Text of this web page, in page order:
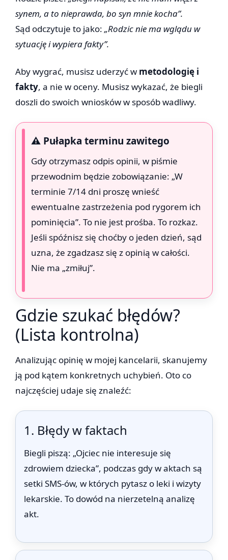
synem, a to nieprawda, bo syn mnie kocha”.
Sąd odczytuje to jako: „Rodzic nie ma wglądu w
sytuację i wypiera fakty”.
Aby wygrać, musisz uderzyć w metodologię i
fakty, a nie w oceny. Musisz wykazać, że biegli
doszli do swoich wniosków w sposób wadliwy.
⚠️ Pułapka terminu zawitego
Gdy otrzymasz odpis opinii, w piśmie
przewodnim będzie zobowiązanie: „W
terminie 7/14 dni proszę wnieść
ewentualne zastrzeżenia pod rygorem ich
pominięcia”. To nie jest prośba. To rozkaz.
Jeśli spóźnisz się choćby o jeden dzień, sąd
uzna, że zgadzasz się z opinią w całości.
Nie ma „zmiłuj”.
Gdzie szukać błędów?
(Lista kontrolna)
Analizując opinię w mojej kancelarii, skanujemy
ją pod kątem konkretnych uchybień. Oto co
najczęściej udaje się znaleźć:
1. Błędy w faktach
Biegli piszą: „Ojciec nie interesuje się
zdrowiem dziecka”, podczas gdy w aktach są
setki SMS-ów, w których pytasz o leki i wizyty
lekarskie. To dowód na nierzetelną analizę
akt.